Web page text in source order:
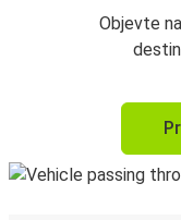
Objevte